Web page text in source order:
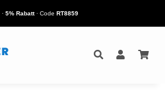
· 5% Rabatt· Code RT8859